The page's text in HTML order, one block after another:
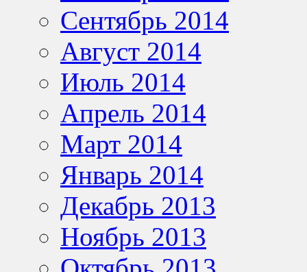
Сентябрь 2014
Август 2014
Июль 2014
Апрель 2014
Март 2014
Январь 2014
Декабрь 2013
Ноябрь 2013